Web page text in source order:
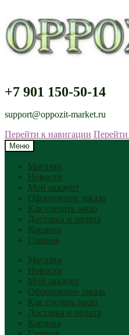
+7 901 150-50-14
support@oppozit-market.ru
Перейти к навигации
Меню
Магазин
Новости
Мой аккаунт
Оформление заказа
Как сделать заказ
Доставка и оплата
Корзина
Главная
Магазин
Новости
Мой аккаунт
Оформление заказа
Как сделать заказ
Доставка и оплата
Корзина